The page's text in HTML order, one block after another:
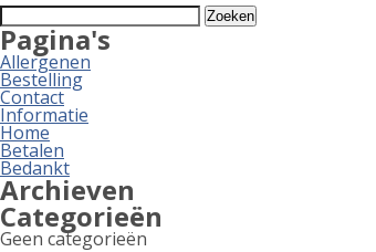
Zoeken
naar:
Pagina's
Allergenen
Bestelling
Contact
Informatie
Home
Betalen
Bedankt
Archieven
Categorieën
Geen categorieën